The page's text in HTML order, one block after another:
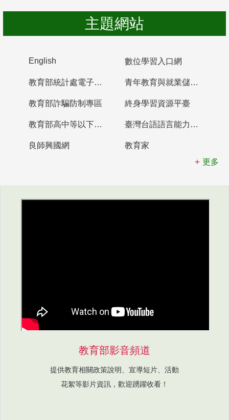
主題網站
English 數位學習入口網
教育部統計處電子書櫃 青年教育與就業儲蓄帳戶
教育部詐騙防制專區 終身學習資源平臺
教育部高中等以下學校及幼兒園教師資格檢定考試 臺灣台語語言能力認證網站
良師興國網
教育家
更多
教育部影音頻道
提供教育相關政策說明、宣導短片、活動
花絮等影片資訊，歡迎踴躍收看！